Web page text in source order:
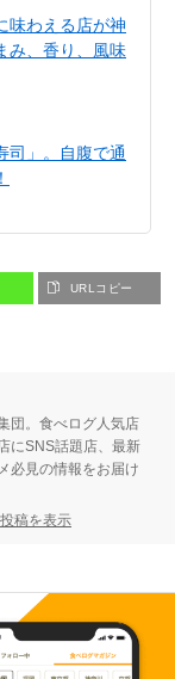
味わえる店が神
み、香り、風味
司」。自腹で通
URLコピー
団。食べログ人気店
にSNS話題店、最新
必見の情報をお届け
稿を表示